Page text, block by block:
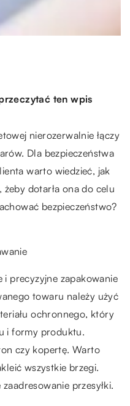
ten wpis
nierozerwalnie łączy
Dla bezpieczeństwa
warto wiedzieć, jak
dotarła ona do celu
bezpieczeństwo?
i precyzyjne zapakowanie
towaru należy użyć
ochronnego, który
i formy produktu.
czy kopertę. Warto
wszystkie brzegi.
przesyłki.